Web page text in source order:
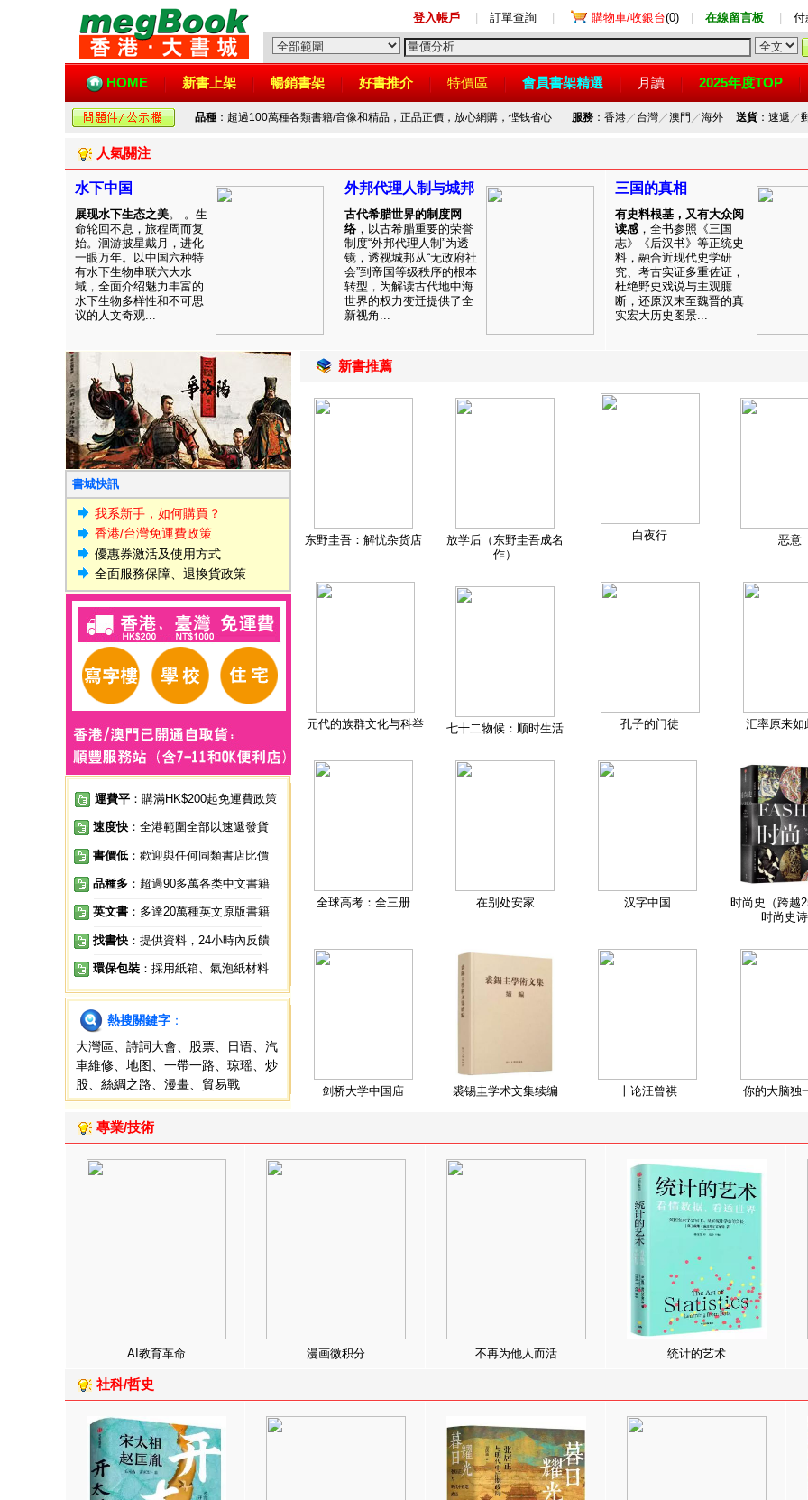
登入帳戶 訂單查詢 購物車/收銀台(0) 在線留言板 付
HOME 新書上架 暢銷書架 好書推介 特價區 會員書架精選 月讀 2025年度TOP
品種 ：超過100萬種各類書籍/音像和精品，正品正價，放心網購，悭钱省心 服務：香港／ 台灣／澳門 ／海外 送貨：速遞 ／
人氣關注
水下中国
展现水下生态之美。 。生
命轮回不息，旅程周而复
始。洄游披星戴月，进化
一眼万年。以中国六种特
有水下生物串联六大水
域，全面介绍魅力丰富的
水下生物多样性和不可思
议的人文奇观...
外邦代理人制与城邦
古代希腊世界的制度网
络 ，以古希腊重要的荣誉
制度“外邦代理人制”为透
镜，透视城邦从“无政府社
会”到帝国等级秩序的根本
转型，为解读古代地中海
世界的权力变迁提供了全
新视角...
三国的真相
有史料根基，又有大众阅
读感 ，全书参照《三国
志》《后汉书》等正统史
料，融合近现代史学研
究、考古实证多重佐证，
杜绝野史戏说与主观臆
断，还原汉末至魏晋的真
实宏大历史图景...
書城快訊
我系新手，如何購買？
香港/台灣免運費政策
優惠券激活及使用方式
全面服務保障、退換貨政策
運費平 ：購滿HK$200起免運費政策
速度快 ：全港範圍全部以速遞發貨
書價低 ：歡迎與任何同類書店比價
品種多 ：超過90多萬各类中文書籍
英文書 ：多達20萬種英文原版書籍
找書快 ：提供資料，24小時內反饋
環保包裝 ：採用紙箱、氣泡紙材料
熱搜關鍵字 ：
大灣區
詩詞大會 股票 日语
汽
車維修
地图 一帶一路 琼瑶
炒
股
絲綢之路 漫畫 貿易戰
新書推薦
东野圭吾：解忧杂货店
放学后（东野圭吾成名
作）
白夜行 恶意
元代的族群文化与科举 七十二物候：顺时生活 孔子的门徒 汇率原来如
全球高考：全三册 在别处安家 汉字中国
时尚史（跨越
时尚史
剑桥大学中国庙 裘锡圭学术文集续编 十论汪曾祺 你的大脑独
專業/技術
AI教育革命 漫画微积分 不再为他人而活 统计的艺术
社科/哲史